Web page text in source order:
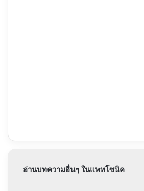
อ่านบทความอื่นๆ ในแพทโซนิค